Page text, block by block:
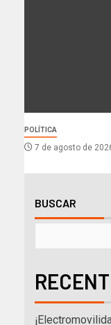
POLÍTICA
7 de agosto de
BUSCAR